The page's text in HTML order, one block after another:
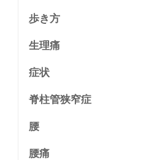
歩き方
生理痛
症状
脊柱管狭窄症
腰
腰痛